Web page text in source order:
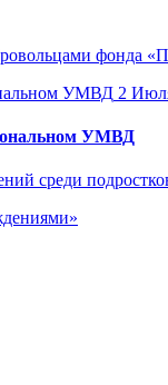
фонда
2
УМВД
среди